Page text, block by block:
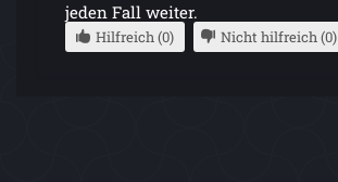
jeden Fall weiter.
Hilfreich (0) Nicht hilfreich (0)